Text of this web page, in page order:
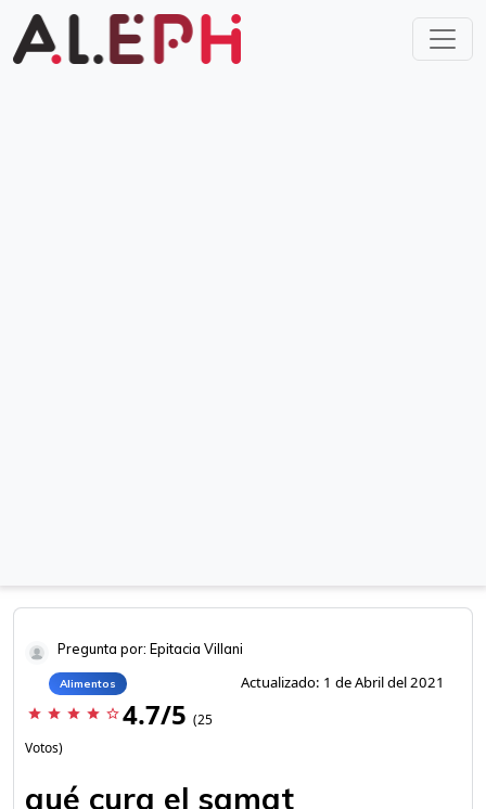
Pregunta por: Epitacia Villani
Alimentos Actualizado: 1 de Abril del 2021
star star star star star_border 4.7/5 (25
Votos)
qué cura el samat